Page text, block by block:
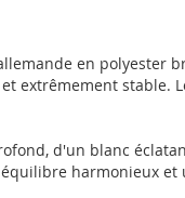
en polyester
extrêmement stable.
d'un blanc
harmonieux et